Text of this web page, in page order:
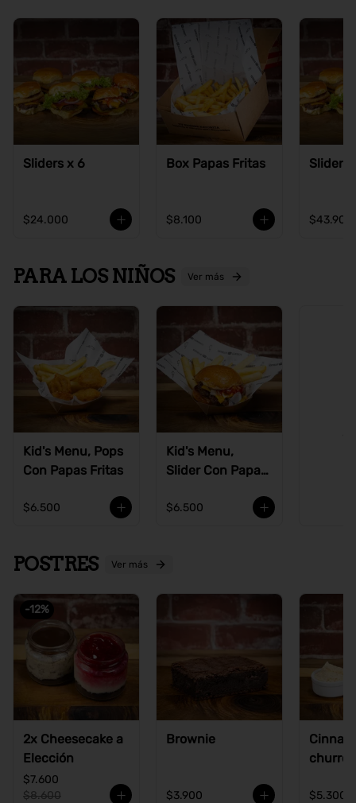
Sliders x 6
$24.000
Box Papas Fritas
$8.100
Sliders
$43.900
PARA LOS NIÑOS Ver más
Kid's Menu, Pops
Con Papas Fritas
$6.500
Kid's Menu,
Slider Con Papas
$6.500
POSTRES Ver más
-12%
2x Cheesecake a
Elección
$7.600
$8.600
Brownie
$3.900
churros
$5.300